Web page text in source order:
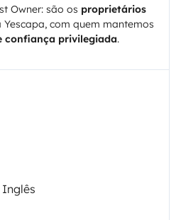
Owner: são os proprietários
Yescapa, com quem mantemos
confiança privilegiada.
Inglês